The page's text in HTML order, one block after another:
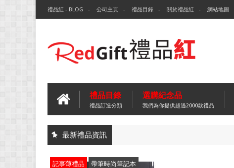
禮品紅 - BLOG 公司主頁 禮品目錄 關於禮品紅 網站地圖
禮品目錄
禮品訂造分類
選購紀念品
我們為你提供超過2000款禮品
最新禮品資訊
記事薄禮品 帶筆時尚筆記本